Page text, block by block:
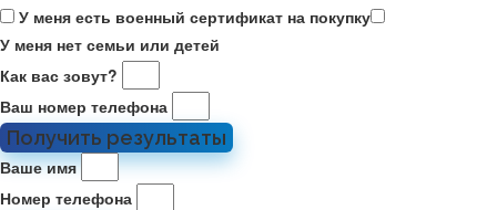
У меня есть военный сертификат на покупку
У меня нет семьи или детей
Как вас зовут?
Ваш номер телефона
Получить результаты
Ваше имя
Номер телефона